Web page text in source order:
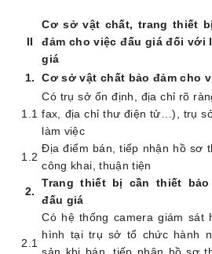
II
Cơ sở vật chất, trang thiết
đảm cho việc đấu giá đối với
giá
1. Cơ sở vật chất bảo đảm cho
1.1
Có trụ sở ổn định, địa chỉ rõ
fax, địa chỉ thư điện tử…) , trụ
làm việc
1.2
Địa điểm bán, tiếp nhận hồ sơ
công khai, thuận tiện
2.
Trang thiết bị cần thiết
đấu giá
2.1
Có hệ thống camera giám sát
hình tại trụ sở tổ chức hành